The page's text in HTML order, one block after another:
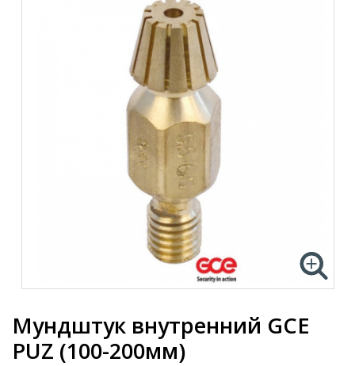
Мундштук внутренний GCE
PUZ (100-200мм)